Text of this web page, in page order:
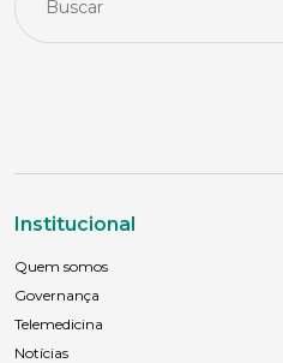
Institucional
Quem somos
Governança
Telemedicina
Notícias